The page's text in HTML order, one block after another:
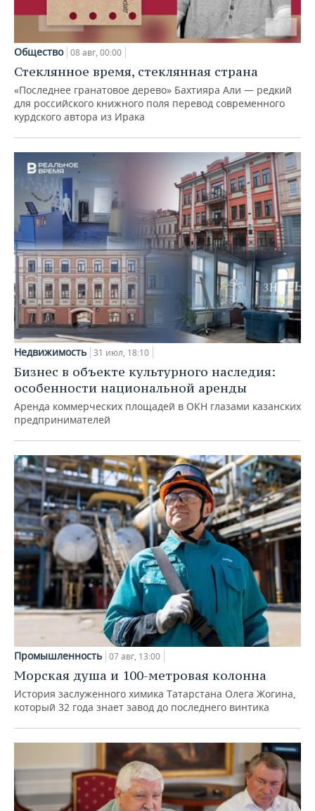
Общество 08 авг, 00:00
Стеклянное время, стеклянная страна
«Последнее гранатовое дерево» Бахтияра Али — редкий
для российского книжного поля перевод современного
курдского автора из Ирака
Недвижимость 31 июл, 18:10
Бизнес в объекте культурного наследия:
особенности национальной аренды
Аренда коммерческих площадей в ОКН глазами казанских
предпринимателей
Промышленность 07 авг, 13:00
Морская душа и 100-метровая колонна
История заслуженного химика Татарстана Олега Жогина,
который 32 года знает завод до последнего винтика